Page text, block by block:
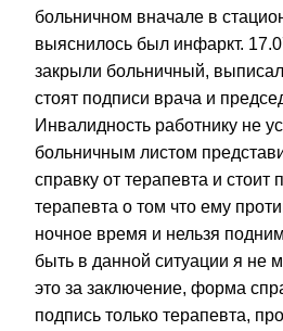
больничном вначале в
выяснилось был инфаркт.
закрыли больничный,
стоят подписи врача и
Инвалидность работнику не
больничным листом
справку от терапевта и стоит
терапевта о том что ему
ночное время и нельзя
быть в данной ситуации я не
это за заключение, форма
подпись только терапевта,